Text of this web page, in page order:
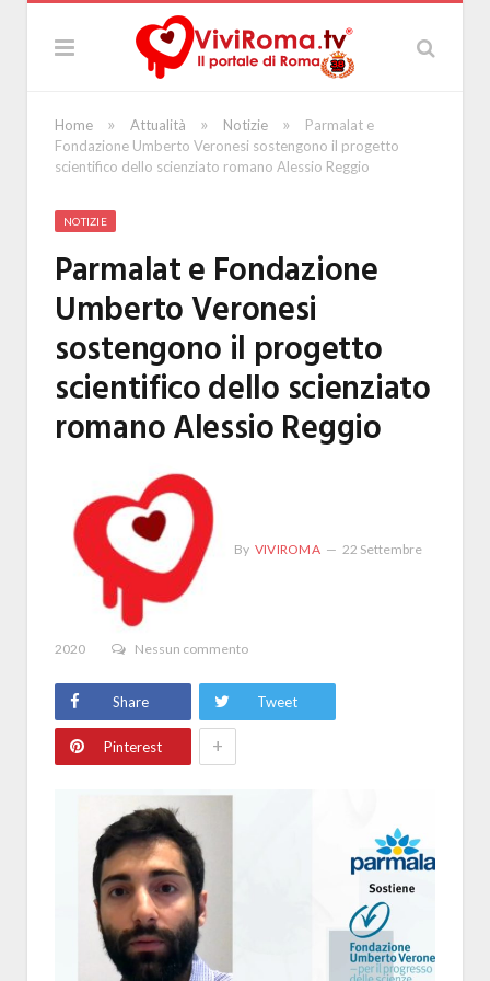
Home » Attualità » Notizie »
Parmalat e
Fondazione Umberto Veronesi sostengono il progetto
scientifico dello scienziato romano Alessio Reggio
NOTIZIE
Parmalat e Fondazione
Umberto Veronesi
sostengono il progetto
scientifico dello scienziato
romano Alessio Reggio
By VIVIROMA 22 Settembre
2020 Nessun commento
Share Tweet
Pinterest +